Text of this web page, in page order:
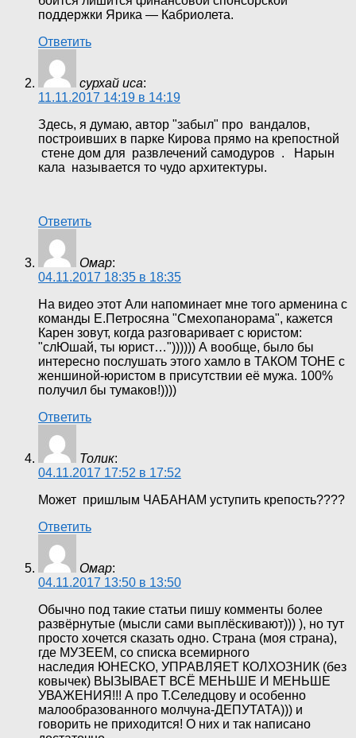
поддержки Ярика — Кабриолета.
Ответить
сурхай иса:
11.11.2017 14:19 в 14:19
Здесь, я думаю, автор "забыл" про вандалов,
построивших в парке Кирова прямо на крепостной
стене дом для развлечений самодуров . Нарын
кала называется то чудо архитектуры.
Ответить
Омар:
04.11.2017 18:35 в 18:35
На видео этот Али напоминает мне того арменина с
команды Е.Петросяна "Смехопанорама", кажется
Карен зовут, когда разговаривает с юристом:
"слЮшай, ты юрист…")))))) А вообще, было бы
интересно послушать этого хамло в ТАКОМ ТОНЕ с
женшиной-юристом в присутствии её мужа. 100%
получил бы тумаков!))))
Ответить
Толик:
04.11.2017 17:52 в 17:52
Может пришлым ЧАБАНАМ уступить крепость????
Ответить
Омар:
04.11.2017 13:50 в 13:50
Обычно под такие статьи пишу комменты более
развёрнутые (мысли сами выплёскивают))) ), но тут
просто хочется сказать одно. Страна (моя страна),
где МУЗЕЕМ, со списка всемирного
наследия ЮНЕСКО, УПРАВЛЯЕТ КОЛХОЗНИК (без
ковычек) ВЫЗЫВАЕТ ВСЁ МЕНЬШЕ И МЕНЬШЕ
УВАЖЕНИЯ!!! А про Т.Селедцову и особенно
малообразованного молчуна-ДЕПУТАТА))) и
говорить не приходится! О них и так написано